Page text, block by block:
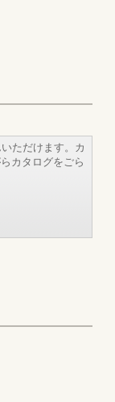
ただけます。カ
カタログをごら